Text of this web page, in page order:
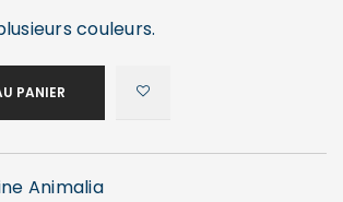
couleurs.
PANIER
Animalia